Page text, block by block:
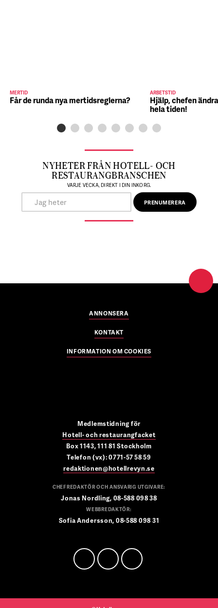
MERTID
Får de runda nya mertidsreglerna?
ARBETSTID
Hjälp, chefen
hela tiden!
NYHETER FRÅN HOTELL- OCH
RESTAURANGBRANSCHEN
VARJE VECKA, DIREKT I DIN INKORG.
ANNONSERA
KONTAKT
INFORMATION OM COOKIES
Medlemstidning för
Hotell- och restaurangfacket
Box 1143, 111 81 Stockholm
Telefon (vx): 0771-57 58 59
redaktionen@hotellrevyn.se
CHEFREDAKTÖR OCH ANSVARIG UTGIVARE:
Jonas Nordling, 08-588 098 38
WEBBREDAKTÖR:
Sofia Andersson, 08-588 098 31